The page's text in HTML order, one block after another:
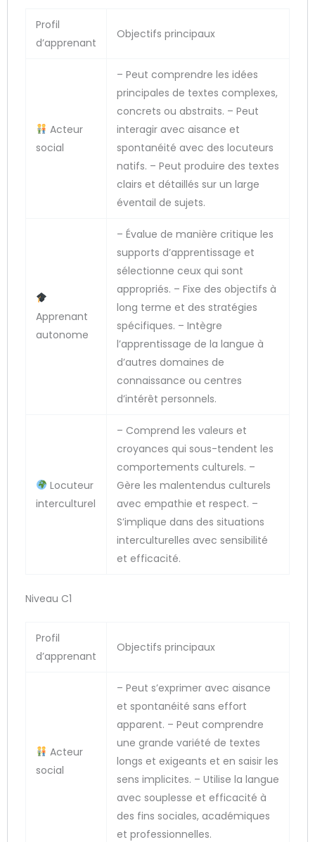
Profil
d’apprenant
Objectifs principaux
Acteur
social
– Peut comprendre les idées
principales de textes complexes,
concrets ou abstraits. – Peut
interagir avec aisance et
spontanéité avec des locuteurs
natifs. – Peut produire des textes
clairs et détaillés sur un large
éventail de sujets.
Apprenant
autonome
– Évalue de manière critique les
supports d’apprentissage et
sélectionne ceux qui sont
appropriés. – Fixe des objectifs à
long terme et des stratégies
spécifiques. – Intègre
l’apprentissage de la langue à
d’autres domaines de
connaissance ou centres
d’intérêt personnels.
Locuteur
interculturel
– Comprend les valeurs et
croyances qui sous-tendent les
comportements culturels. –
Gère les malentendus culturels
avec empathie et respect. –
S’implique dans des situations
interculturelles avec sensibilité
et efficacité.
Niveau C1
Profil
d’apprenant
Objectifs principaux
Acteur
social
– Peut s’exprimer avec aisance
et spontanéité sans effort
apparent. – Peut comprendre
une grande variété de textes
longs et exigeants et en saisir les
sens implicites. – Utilise la langue
avec souplesse et efficacité à
des fins sociales, académiques
et professionnelles.